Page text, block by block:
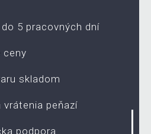
do 5 pracovných dní
ceny
skladom
vrátenia peňazí
podpora